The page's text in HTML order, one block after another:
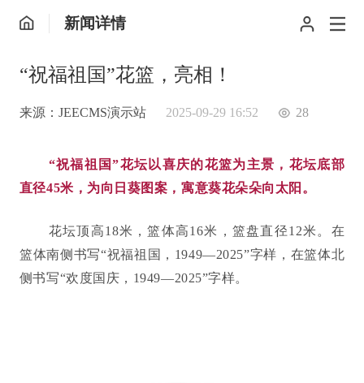
新闻详情
“祝福祖国”花篮，亮相！
来源：JEECMS演示站 2025-09-29 16:52 28
“祝福祖国”花坛以喜庆的花篮为主景，花坛底部
直径45米，为向日葵图案，寓意葵花朵朵向太阳。
花坛顶高18米，篮体高16米，篮盘直径12米。在
篮体南侧书写“祝福祖国，1949—2025”字样，在篮体北
侧书写“欢度国庆，1949—2025”字样。